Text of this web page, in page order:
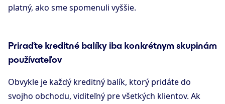
platný, ako sme spomenuli vyššie.
Priraďte kreditné balíky iba konkrétnym skupinám
používateľov
Obvykle je každý kreditný balík, ktorý pridáte do
svojho obchodu, viditeľný pre všetkých klientov. Ak